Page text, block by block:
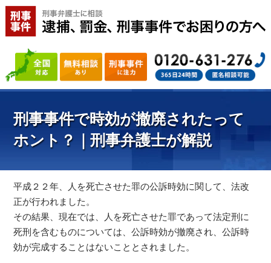
刑事事件で時効が撤廃されたって
ホント？｜刑事弁護士が解説
平成２２年、人を死亡させた罪の公訴時効に関して、法改
正が行われました。
その結果、現在では、人を死亡させた罪であって法定刑に
死刑を含むものについては、公訴時効が撤廃され、公訴時
効が完成することはないこととされました。